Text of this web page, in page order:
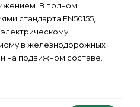
В полном
стандарта EN50155,
в железнодорожных
на подвижном составе.